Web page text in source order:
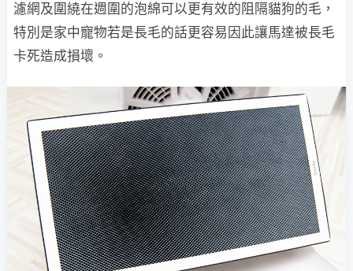
濾網及圍繞在週圍的泡綿可以更有效的阻隔貓狗的毛，
特別是家中寵物若是長毛的話更容易因此讓馬達被長毛
卡死造成損壞。